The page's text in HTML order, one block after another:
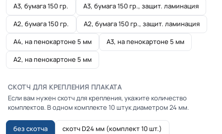
А3, бумага 150 гр.
А3, бумага 150 гр., защит. ламинация
А2, бумага 150 гр.
А2, бумага 150 гр., защит. ламинация
А4, на пенокартоне 5 мм
А3, на пенокартоне 5 мм
А2, на пенокартоне 5 мм
СКОТЧ ДЛЯ КРЕПЛЕНИЯ ПЛАКАТА
Если вам нужен скотч для крепления, укажите количество
комплектов. В одном комплекте 10 штук диаметром 24 мм.
без скотча скотч D24 мм (комплект 10 шт.)